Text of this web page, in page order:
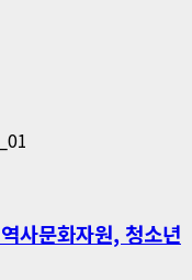
사문화자원, 청소년